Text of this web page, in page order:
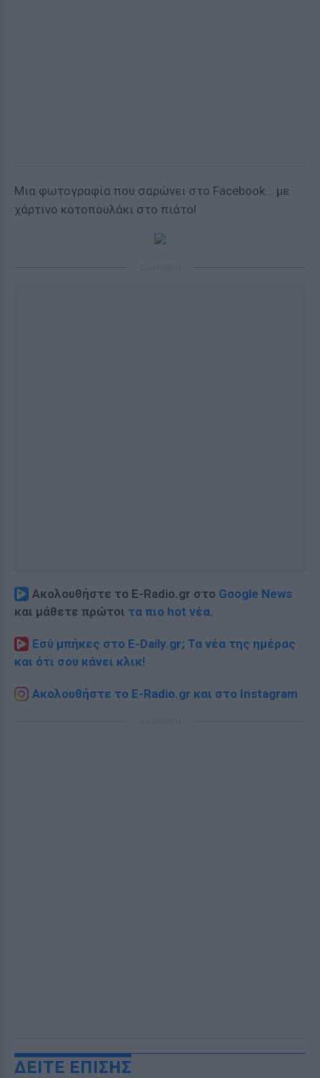
Μια φωτογραφία που σαρώνει στο Facebook... με
χάρτινο κοτοπουλάκι στο πιάτο!
Ακολουθήστε το E-Radio.gr στο Google News
και μάθετε πρώτοι τα πιο hot νέα.
Εσύ μπήκες στο E-Daily.gr; Τα νέα της ημέρας
και ότι σου κάνει κλικ!
Ακολουθήστε το E-Radio.gr και στο Instagram
ΔΕΙΤΕ ΕΠΙΣΗΣ